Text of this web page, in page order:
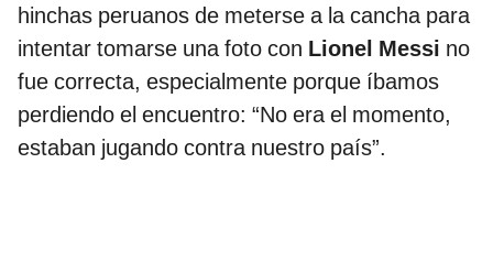
hinchas peruanos de meterse a la cancha para
intentar tomarse una foto con Lionel Messi no
fue correcta, especialmente porque íbamos
perdiendo el encuentro: “No era el momento,
estaban jugando contra nuestro país”.